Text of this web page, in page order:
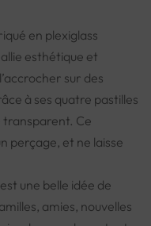
en plexiglass
esthétique et
sur des
à ses quatre pastilles
transparent. Ce
perçage, et ne laisse
une belle idée de
amies, nouvelles